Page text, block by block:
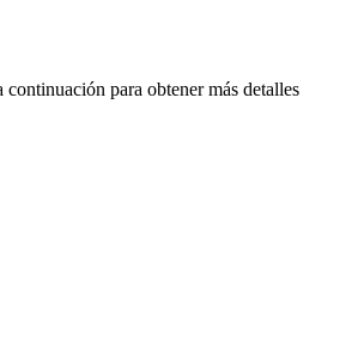
para obtener más detalles